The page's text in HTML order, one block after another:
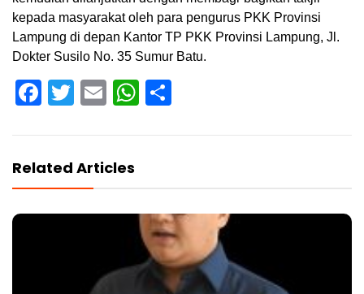
kepada masyarakat oleh para pengurus PKK Provinsi
Lampung di depan Kantor TP PKK Provinsi Lampung, Jl.
Dokter Susilo No. 35 Sumur Batu.
Facebook
Twitter
EmailWhatsApp
Related Articles